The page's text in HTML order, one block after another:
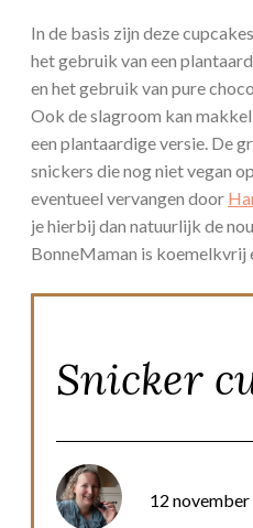
In de basis zijn deze
het gebruik van een
en het gebruik van pure
Ook de slagroom kan
een plantaardige versie. De
snickers die nog niet vegan
eventueel vervangen door
je hierbij dan natuurlijk de
BonneMaman is koemelkvrij
Snicker
12